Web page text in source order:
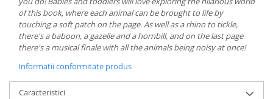
of this book, where each animal can be brought to life by
touching a soft patch on the page. As well as a rhino to tickle,
there's a baboon, a gazelle and a hornbill, and on the last page
there's a musical finale with all the animals being noisy at once!
Informatii conformitate produs
Caracteristici